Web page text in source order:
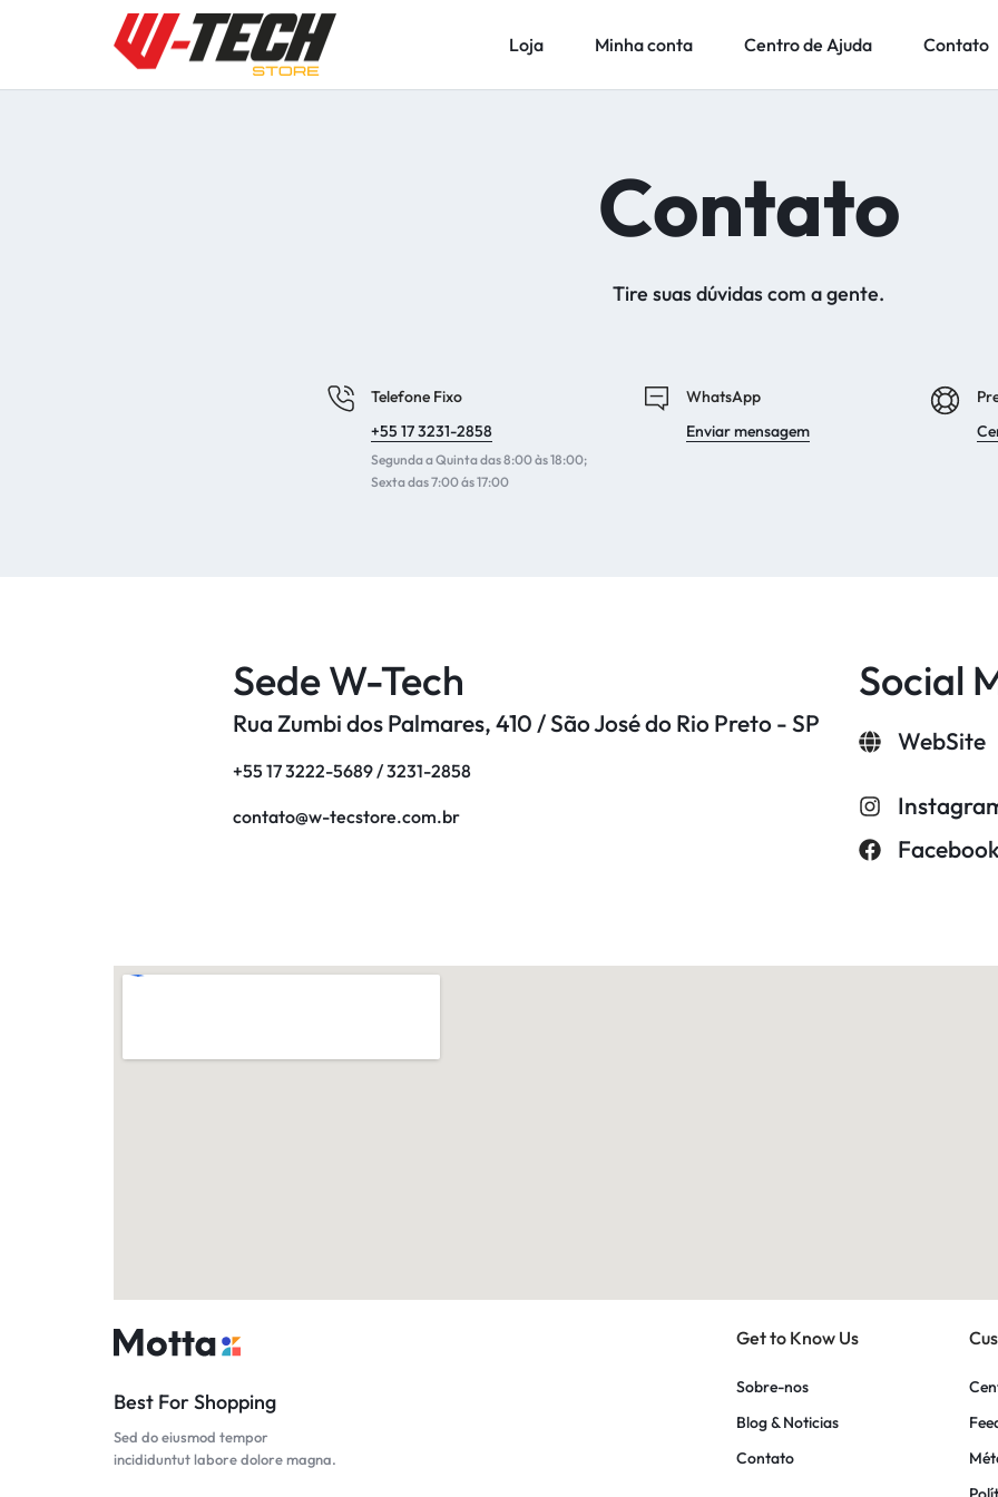
Loja Minha conta Centro de Ajuda Contato
Loja Minha conta Centro de Ajuda Contato
Contato
Tire suas dúvidas com a gente.
Telefone Fixo
+55 17 3231-2858
Segunda a Quinta das 8:00 às 18:00;
Sexta das 7:00 ás 17:00
WhatsApp
Enviar mensagem
Sede W-Tech
Rua Zumbi dos Palmares, 410 / São José do Rio Preto - SP
+55 17 3222-5689 / 3231-2858
contato@w-tecstore.com.br
Social
WebSite
Facebook
Best For Shopping
Sed do eiusmod tempor
incididuntut labore dolore magna.
Get to Know Us
Sobre-nos
Blog & Noticias
Contato